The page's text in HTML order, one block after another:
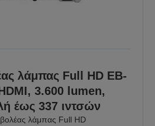
λάμπας Full HD EB-
3.600 lumen,
έως 337 ιντσών
λάμπας Full HD